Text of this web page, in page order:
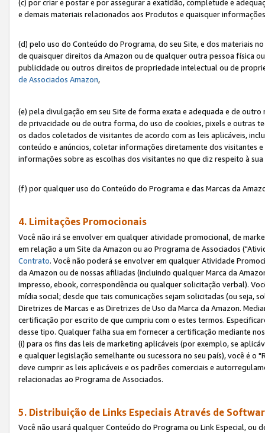
(c) por criar e postar e por assegurar a exatidão, completude e
e demais materiais relacionados aos Produtos e quaisquer
(d) pelo uso do Conteúdo do Programa, do seu Site, e dos materiais
de quaisquer direitos da Amazon ou de qualquer outra pessoa física
publicidade ou outros direitos de propriedade intelectual ou de
de Associados Amazon,
(e) pela divulgação em seu Site de forma exata e adequada e de
de privacidade ou de outra forma, do uso de cookies, pixels e outras
os dados coletados de visitantes de acordo com as leis aplicáveis,
conteúdo e anúncios, coletar informações diretamente dos visitantes
informações sobre as escolhas dos visitantes no que diz respeito à
(f) por qualquer uso do Conteúdo do Programa e das Marcas da
4. Limitações Promocionais
Você não irá se envolver em qualquer atividade promocional, de
em relação a um Site da Amazon ou ao Programa de Associados
Contrato. Você não poderá se envolver em qualquer Atividade
da Amazon ou de nossas afiliadas (incluindo qualquer Marca da
impresso, ebook, correspondência ou qualquer solicitação verbal).
mídia social; desde que tais comunicações sejam solicitadas (ou seja,
Diretrizes de Marcas e as Diretrizes de Uso da Marca da Amazon.
certificação por escrito de que cumpriu com o estes termos.
desse tipo. Qualquer falha sua em fornecer a certificação mediante
(i) para os fins das leis de marketing aplicáveis (por exemplo, se
e qualquer legislação semelhante ou sucessora no seu país), você é o
deve cumprir as leis aplicáveis e os padrões comerciais e
relacionadas ao Programa de Associados.
5. Distribuição de Links Especiais Através de
Você não usará qualquer Conteúdo do Programa ou Link Especial,